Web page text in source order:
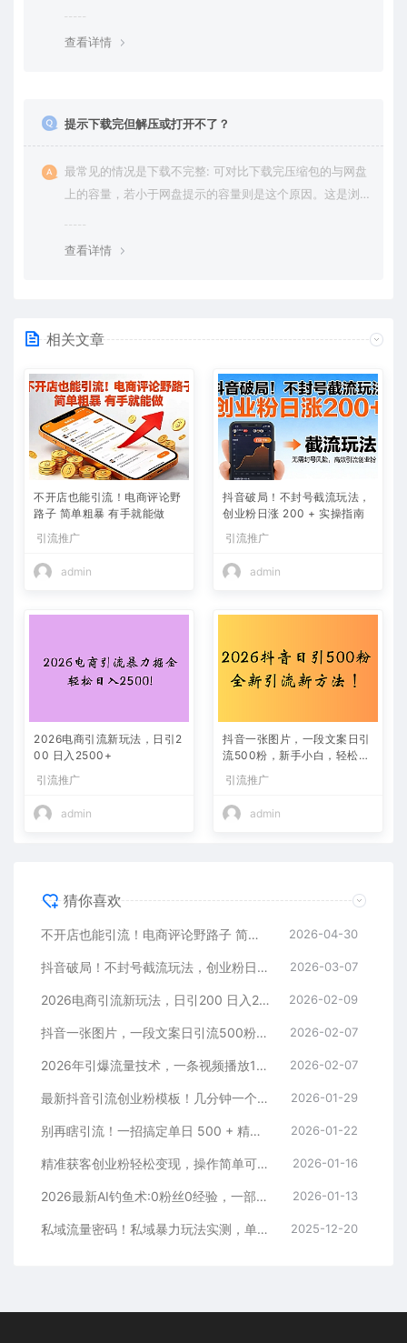
查看详情
提示下载完但解压或打开不了？
最常见的情况是下载不完整: 可对比下载完压缩包的与网盘
上的容量，若小于网盘提示的容量则是这个原因。这是浏
查看详情
相关文章
不开店也能引流！电商评论野
路子 简单粗暴 有手就能做
引流推广
admin
抖音破局！不封号截流玩法，
创业粉日涨 200 + 实操指南
引流推广
admin
2026电商引流新玩法，日引2
00 日入2500+
引流推广
admin
抖音一张图片，一段文案日引
流500粉，新手小白，轻松上
引流推广
admin
猜你喜欢
不开店也能引流！电商评论野路子 简单粗暴 有手就能做 2026-04-30
抖音破局！不封号截流玩法，创业粉日涨 200 + 实操指南 2026-03-07
2026电商引流新玩法，日引200 日入2500+ 2026-02-09
抖音一张图片，一段文案日引流500粉，新手小白，轻松上手 2026-02-07
2026年引爆流量技术，一条视频播放100W＋，无脑发，小白轻松上手 2026-02-07
最新抖音引流创业粉模板！几分钟一个视频，非常暴力，小白直接可上手操作！ 2026-01-29
别再瞎引流！一招搞定单日 500 + 精准粉，微信直接爆仓 2026-01-22
精准获客创业粉轻松变现，操作简单可放大，单日轻松3000+ 2026-01-16
2026最新AI钓鱼术:0粉丝0经验，一部手机就能开启赚钱模式 2026-01-13
私域流量密码！私域暴力玩法实测，单日 500 + 精准粉直接加满 2025-12-20